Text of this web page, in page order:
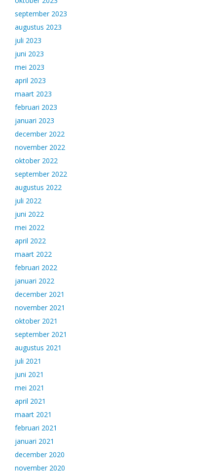
september 2023
augustus 2023
juli 2023
juni 2023
mei 2023
april 2023
maart 2023
februari 2023
januari 2023
december 2022
november 2022
oktober 2022
september 2022
augustus 2022
juli 2022
juni 2022
mei 2022
april 2022
maart 2022
februari 2022
januari 2022
december 2021
november 2021
oktober 2021
september 2021
augustus 2021
juli 2021
juni 2021
mei 2021
april 2021
maart 2021
februari 2021
januari 2021
december 2020
november 2020